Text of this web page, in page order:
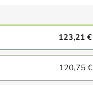
123,21 €
120,75 €